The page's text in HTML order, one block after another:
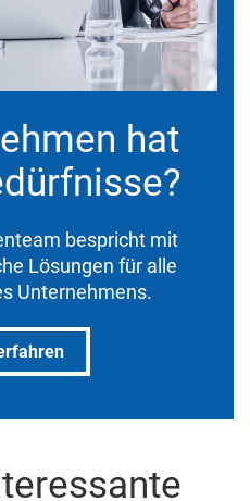
hat
bespricht mit
Lösungen für alle
Unternehmens.